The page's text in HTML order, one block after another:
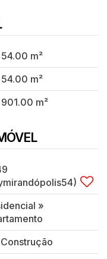
54.00 m²
54.00 m²
901.00 m²
»